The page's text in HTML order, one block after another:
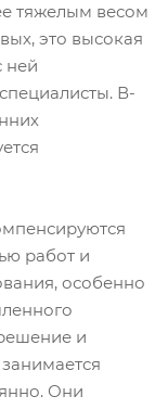
тяжелым весом
это высокая
ней
В-
работ и
особенно
и
Они